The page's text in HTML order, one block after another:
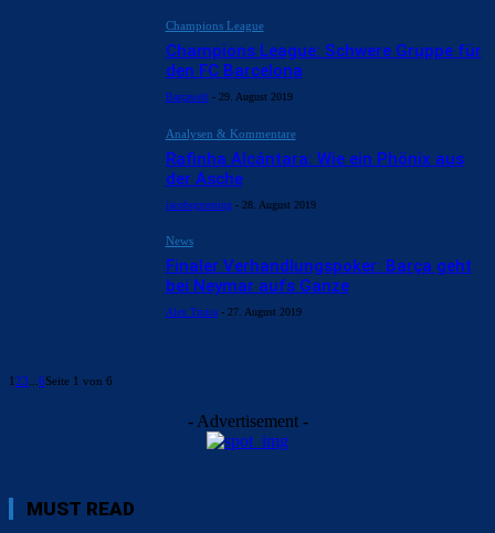
Champions League
Champions League: Schwere Gruppe für
den FC Barcelona
Barçawelt - 29. August 2019
Analysen & Kommentare
Rafinha Alcántara: Wie ein Phönix aus
der Asche
jacobsgroening - 28. August 2019
News
Finaler Verhandlungspoker: Barça geht
bei Neymar aufs Ganze
Alex Truica - 27. August 2019
1 23 6Seite 1 von 6
- Advertisement -
MUST READ